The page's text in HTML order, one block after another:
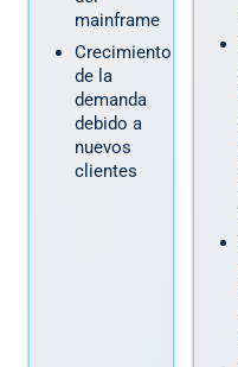
mainframe
Crecimiento
de la
demanda
debido a
nuevos
clientes